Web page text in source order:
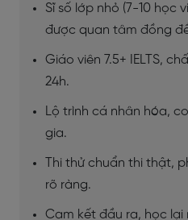
Sĩ số lớp nhỏ (7-10 học
được quan tâm đồng
Giáo viên 7.5+ IELTS,
24h.
Lộ trình cá nhân hóa,
gia.
Thi thử chuẩn thi thật,
rõ ràng.
Cam kết đầu ra, học lại